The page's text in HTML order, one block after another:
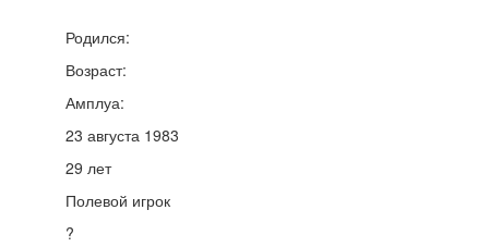
Родился:
Возраст:
Амплуа:
23 августа 1983
29 лет
Полевой игрок
?